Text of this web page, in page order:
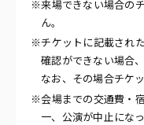
※来場できない場合の
ん。
※チケットに記載され
確認ができない場合
なお、その場合チケ
※会場までの交通費・
一、公演が中止にな